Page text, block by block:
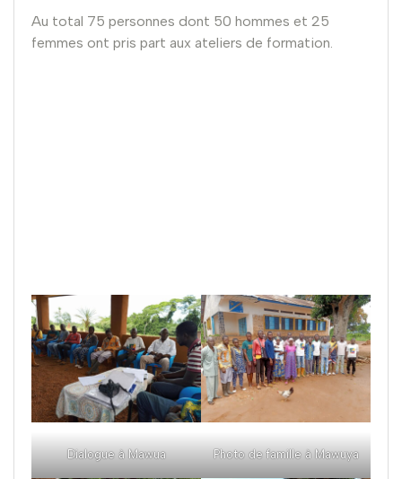
Au total 75 personnes dont 50 hommes et 25
femmes ont pris part aux ateliers de formation.
Dialogue à Mawua Photo de famille à Mawuya